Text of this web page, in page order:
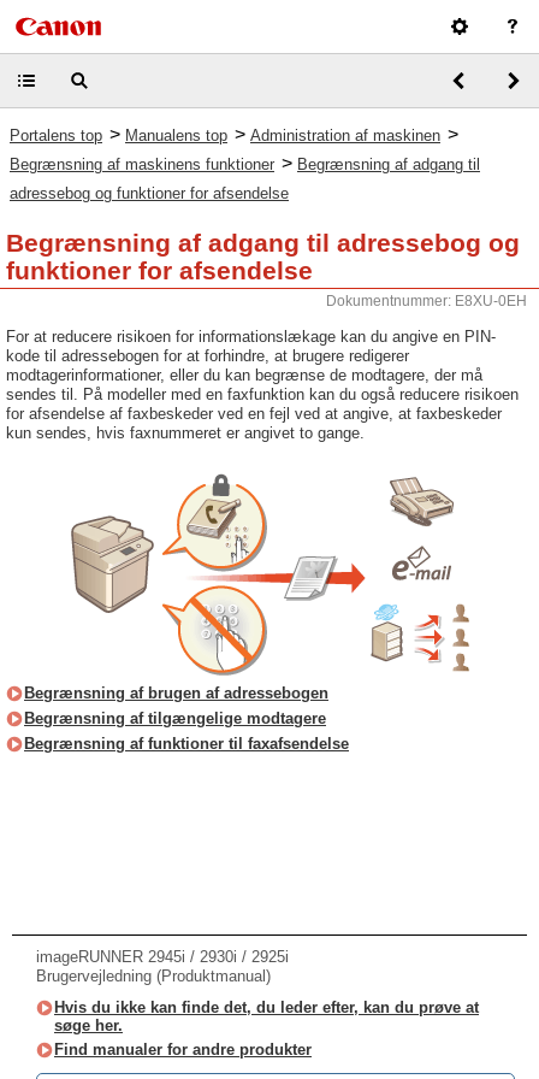
Portalens top > Manualens top > Administration af maskinen >
Begrænsning af maskinens funktioner > Begrænsning af adgang til
adressebog og funktioner for afsendelse
Begrænsning af adgang til adressebog og
funktioner for afsendelse
Dokumentnummer: E8XU-0EH
For at reducere risikoen for informationslækage kan du angive en PIN-
kode til adressebogen for at forhindre, at brugere redigerer
modtagerinformationer, eller du kan begrænse de modtagere, der må
sendes til. På modeller med en faxfunktion kan du også reducere risikoen
for afsendelse af faxbeskeder ved en fejl ved at angive, at faxbeskeder
kun sendes, hvis faxnummeret er angivet to gange.
Begrænsning af brugen af adressebogen
Begrænsning af tilgængelige modtagere
Begrænsning af funktioner til faxafsendelse
imageRUNNER 2945i / 2930i / 2925i
Brugervejledning (Produktmanual)
Hvis du ikke kan finde det, du leder efter, kan du prøve at
søge her.
Find manualer for andre produkter